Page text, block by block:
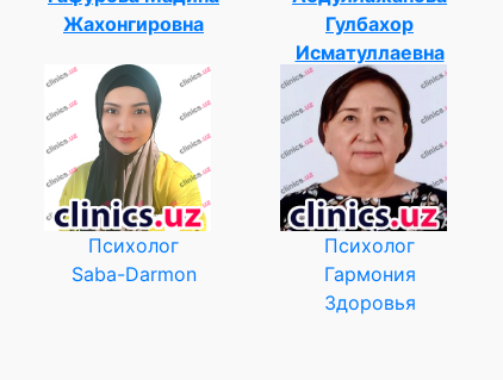
Жахонгировна
Психолог
Saba-Darmon
Гулбахор
Исматуллаевна
Психолог
Гармония
Здоровья